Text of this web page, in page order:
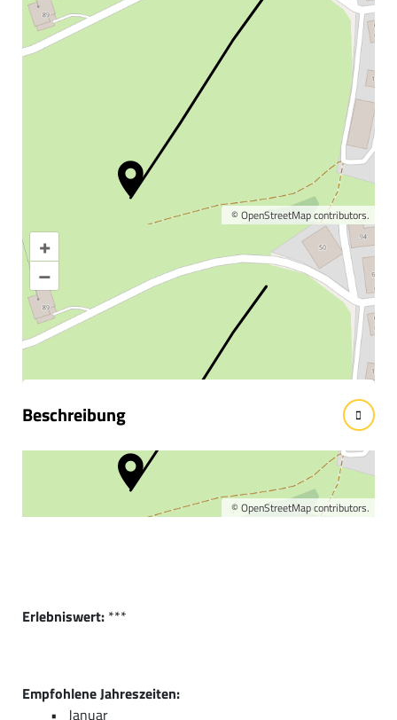
© OpenStreetMapcontributors.
+
–
© OpenStreetMapcontributors.
Karte vergrößern
Informationen &
Wissenswertes
Beschreibung
Kurzbeschreibung:
Diese Rodelbahn ist für die ganze Familie geeignet.
Erlebniswert: ***
Empfohlene Jahreszeiten:
Januar